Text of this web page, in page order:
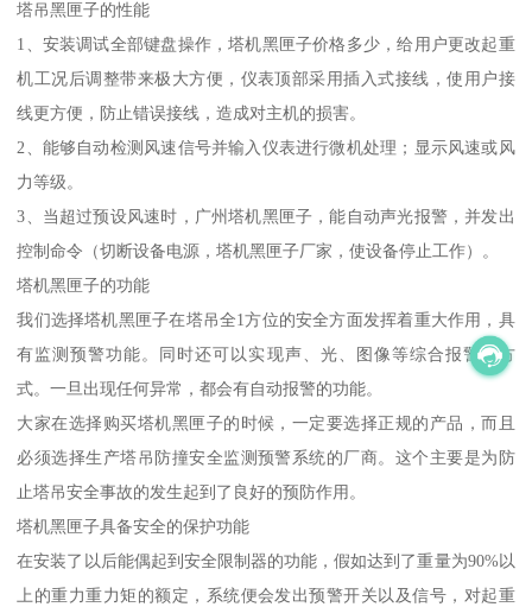
塔吊黑匣子的性能
1、安装调试全部键盘操作，塔机黑匣子价格多少，给用户更改起重
机工况后调整带来极大方便，仪表顶部采用插入式接线，使用户接
线更方便，防止错误接线，造成对主机的损害。
2、能够自动检测风速信号并输入仪表进行微机处理；显示风速或风
力等级。
3、当超过预设风速时，广州塔机黑匣子，能自动声光报警，并发出
控制命令（切断设备电源，塔机黑匣子厂家，使设备停止工作）。
塔机黑匣子的功能
我们选择塔机黑匣子在塔吊全1方位的安全方面发挥着重大作用，具
有监测预警功能。同时还可以实现声、光、图像等综合报警的方
式。一旦出现任何异常，都会有自动报警的功能。
大家在选择购买塔机黑匣子的时候，一定要选择正规的产品，而且
必须选择生产塔吊防撞安全监测预警系统的厂商。这个主要是为防
止塔吊安全事故的发生起到了良好的预防作用。
塔机黑匣子具备安全的保护功能
在安装了以后能偶起到安全限制器的功能，假如达到了重量为90%以
上的重力重力矩的额定，系统便会发出预警开关以及信号，对起重